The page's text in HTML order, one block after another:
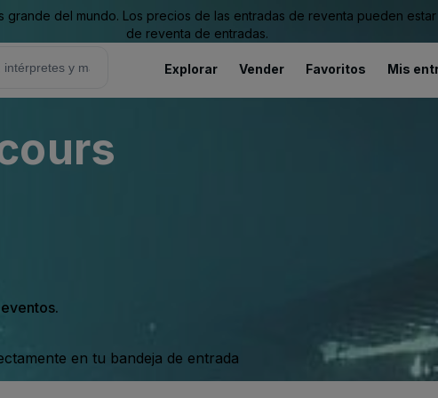
del mundo. Los precios de las entradas de reventa pueden
de reventa de entradas.
Explorar Vender Favoritos Mis
en tu bandeja de entrada